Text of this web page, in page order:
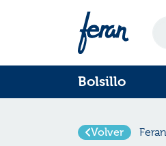
Bolsillo
Volver Feran